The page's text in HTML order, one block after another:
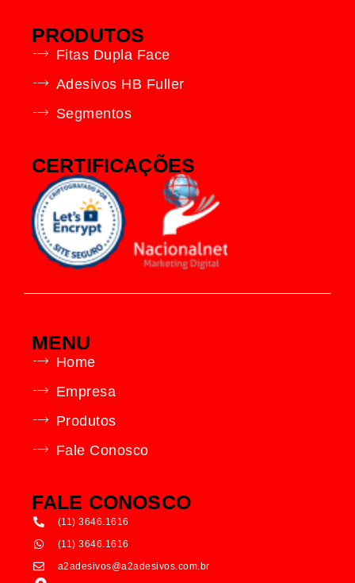
PRODUTOS
Fitas Dupla Face
Adesivos HB Fuller
Segmentos
CERTIFICAÇÕES
MENU
Home
Empresa
Produtos
Fale Conosco
FALE CONOSCO
(11) 3646.1616
(11) 3646.1616
a2adesivos@a2adesivos.com.br